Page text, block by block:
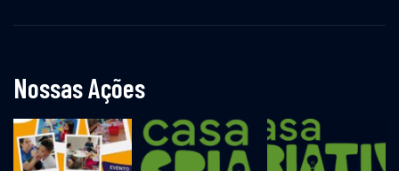
Nossas Ações